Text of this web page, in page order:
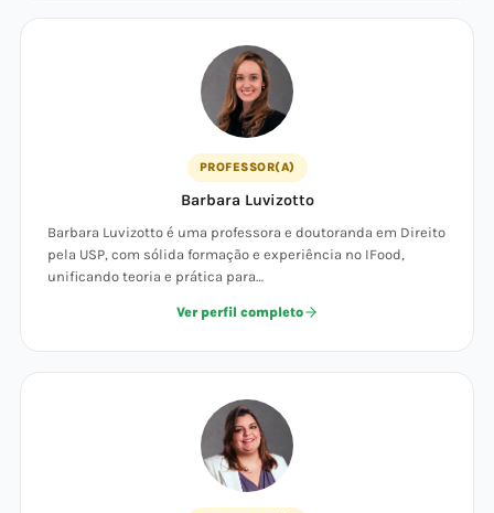
PROFESSOR(A)
Barbara Luvizotto
Barbara Luvizotto é uma professora e doutoranda em Direito
pela USP, com sólida formação e experiência no IFood,
unificando teoria e prática para…
Ver perfil completo